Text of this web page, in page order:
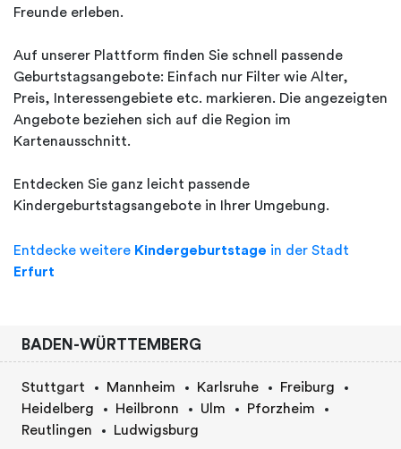
Freunde erleben.
Auf unserer Plattform finden Sie schnell passende
Geburtstagsangebote: Einfach nur Filter wie Alter,
Preis, Interessengebiete etc. markieren. Die angezeigten
Angebote beziehen sich auf die Region im
Kartenausschnitt.
Entdecken Sie ganz leicht passende
Kindergeburtstagsangebote in Ihrer Umgebung.
Entdecke weitere Kindergeburtstage in der Stadt
Erfurt
BADEN-WÜRTTEMBERG
Stuttgart Mannheim Karlsruhe
Freiburg
Heidelberg
Heilbronn Ulm
Pforzheim
Reutlingen
Ludwigsburg